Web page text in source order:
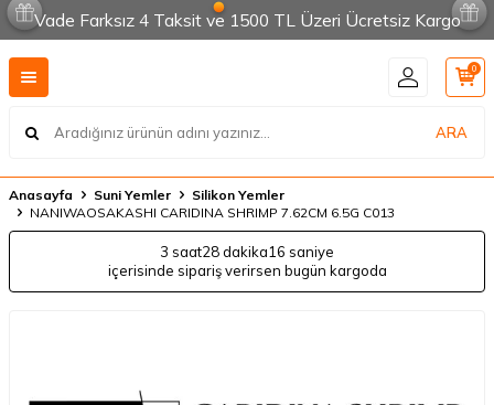
Vade Farksız 4 Taksit ve 1500 TL Üzeri Ücretsiz Kargo
ARA
0
Anasayfa Suni Yemler
Silikon Yemler
NANIWAOSAKASHI CARIDINA SHRIMP 7.62CM 6.5G C013
3 saat28 dakika16 saniye
içerisinde sipariş verirsen bugün kargoda